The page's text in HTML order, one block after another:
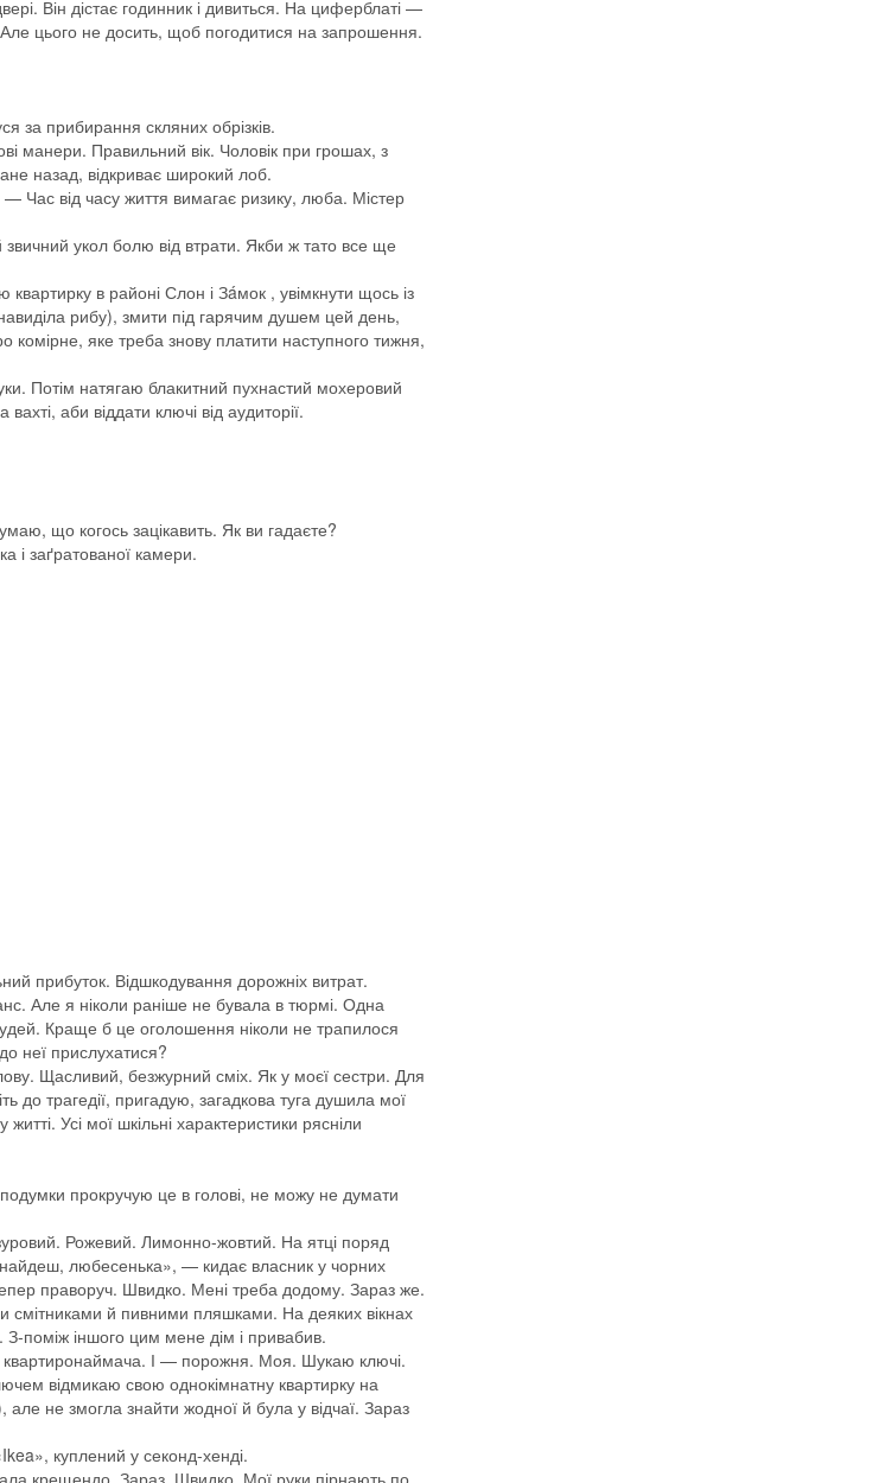
Він дістає годинник і дивиться. На циферблаті —
цього не досить, щоб погодитися на запрошення.
за прибирання скляних обрізків.
манери. Правильний вік. Чоловік при грошах, з
назад, відкриває широкий лоб.
Час від часу життя вимагає ризику, люба. Містер
укол болю від втрати. Якби ж тато все ще
в районі Слон і Зáмок , увімкнути щось із
рибу), змити під гарячим душем цей день,
яке треба знову платити наступного тижня,
Потім натягаю блакитний пухнастий мохеровий
аби віддати ключі від аудиторії.
що когось зацікавить. Як ви гадаєте?
заґратованої камери.
прибуток. Відшкодування дорожніх витрат.
Але я ніколи раніше не бувала в тюрмі. Одна
Краще б це оголошення ніколи не трапилося
неї прислухатися?
Щасливий, безжурний сміх. Як у моєї сестри. Для
трагедії, пригадую, загадкова туга душила мої
Усі мої шкільні характеристики рясніли
прокручую це в голові, не можу не думати
Рожевий. Лимонно-жовтий. На ятці поряд
любесенька», — кидає власник у чорних
праворуч. Швидко. Мені треба додому. Зараз же.
смітниками й пивними пляшками. На деяких вікнах
поміж іншого цим мене дім і привабив.
квартиронаймача. І — порожня. Моя. Шукаю ключі.
відмикаю свою однокімнатну квартирку на
не змогла знайти жодної й була у відчаї. Зараз
куплений у секонд-хенді.
крещендо. Зараз. Швидко. Мої руки пірнають по